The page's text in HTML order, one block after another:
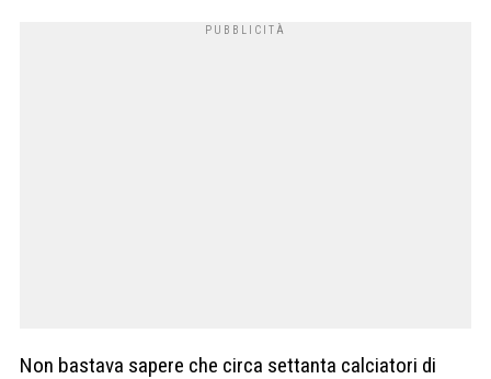
Non bastava sapere che circa settanta calciatori di